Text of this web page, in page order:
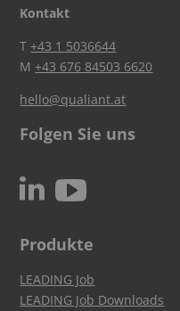
Kontakt
T+43 1 5036644
M+43 676 84503 6620
hello@qualiant.at
Folgen Sie uns
N c
Produkte
LEADING Job
LEADING Job Downloads